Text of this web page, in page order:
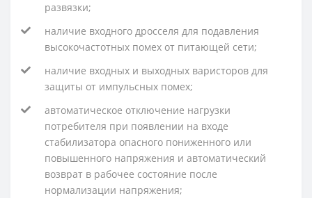
развязки;
наличие входного дросселя для подавления
высокочастотных помех от питающей сети;
наличие входных и выходных варисторов для
защиты от импульсных помех;
автоматическое отключение нагрузки
потребителя при появлении на входе
стабилизатора опасного пониженного или
повышенного напряжения и автоматический
возврат в рабочее состояние после
нормализации напряжения;